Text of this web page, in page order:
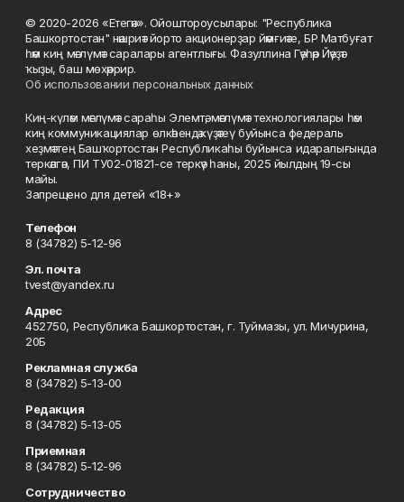
© 2020-2026 «Етегән». Ойоштороусылары: "Республика
Башкортостан" нәшриәт йорто акционерҙар йәмғиәте, БР Матбуғат
һәм киң мәғлүмәт саралары агентлығы. Фазуллина Гәүһәр Йәүҙәт
ҡыҙы, баш мөхәррир.
Об использовании персональных данных
Киң-күләм мәғлүмәт сараһы Элемтә, мәғлүмәт технологиялары һәм
киң коммуникациялар өлкәһендә күҙәтеү буйынса федераль
хеҙмәттең Башҡортостан Республикаһы буйынса идаралығында
теркәлгән, ПИ ТУ02-01821-се теркәү һаны, 2025 йылдың 19-сы
майы.
Запрещено для детей «18+»
Телефон
8 (34782) 5-12-96
Эл. почта
tvest@yandex.ru
Адрес
452750, Республика Башкортостан, г. Туймазы, ул. Мичурина,
20Б
Рекламная служба
8 (34782) 5-13-00
Редакция
8 (34782) 5-13-05
Приемная
8 (34782) 5-12-96
Сотрудничество